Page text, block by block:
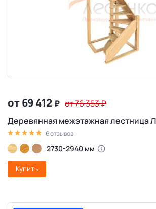
от 69 412 ₽ от 76 353₽
Деревянная межэтажная лестница
6 отзывов
2730-2940 мм
Купить